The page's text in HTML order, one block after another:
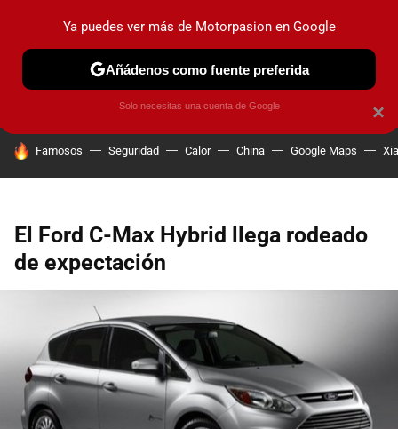
PRUEBAS COCHES ELÉCTRICOS OBSERVATORIO
HOY SE HABLA DE
Famosos Seguridad Calor China Google Maps
El Ford C-Max Hybrid llega rodeado
de expectación
×
Ya puedes ver más de Motorpasion en Google
Añádenos como fuente preferida
Solo necesitas una cuenta de Google